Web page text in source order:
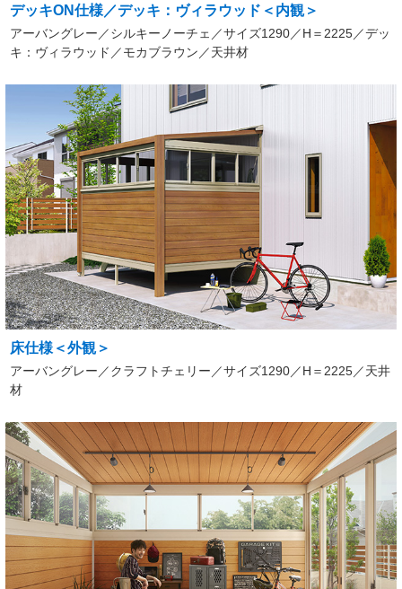
デッキON仕様／デッキ：ヴィラウッド＜内観＞
アーバングレー／シルキーノーチェ／サイズ1290／H＝2225／デッ
キ：ヴィラウッド／モカブラウン／天井材
床仕様＜外観＞
アーバングレー／クラフトチェリー／サイズ1290／H＝2225／天井
材